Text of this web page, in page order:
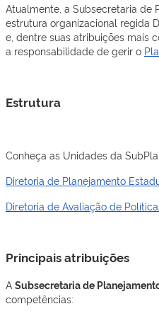
Atualmente, a Subsecretaria de
estrutura organizacional regida
e, dentre suas atribuições mais
a responsabilidade de ​gerir o
Estrutura
Conheça as Unidades da
Diretoria de Planejamento
Diretoria de Avaliação de
Principais atribuições
A Subsecretaria de
competências: